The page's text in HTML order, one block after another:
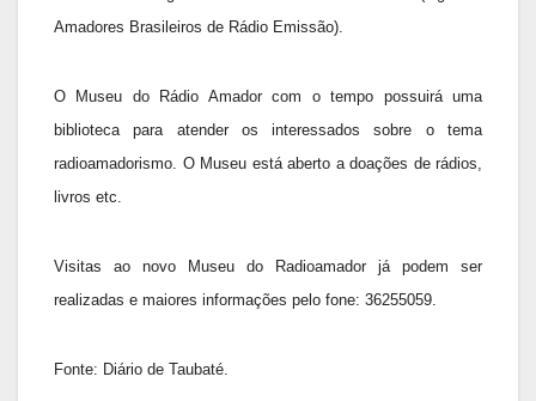
Amadores Brasileiros de Rádio Emissão).
O Museu do Rádio Amador com o tempo possuirá uma
biblioteca para atender os interessados sobre o tema
radioamadorismo. O Museu está aberto a doações de rádios,
livros etc.
Visitas ao novo Museu do Radioamador já podem ser
realizadas e maiores informações pelo fone: 36255059.
Fonte: Diário de Taubaté.